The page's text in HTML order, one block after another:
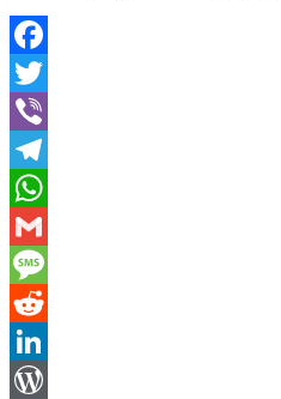
Facebook
Twitter
Viber
Telegram
WhatsApp
Gmail
Message
Reddit
LinkedIn